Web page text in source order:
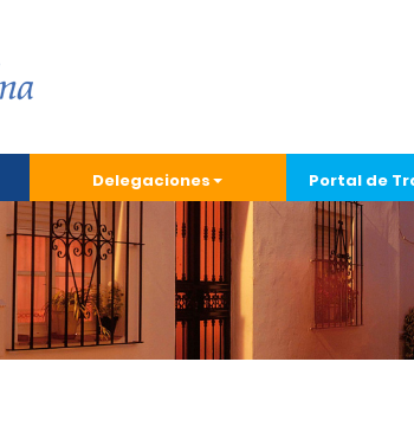
Delegaciones Portal de